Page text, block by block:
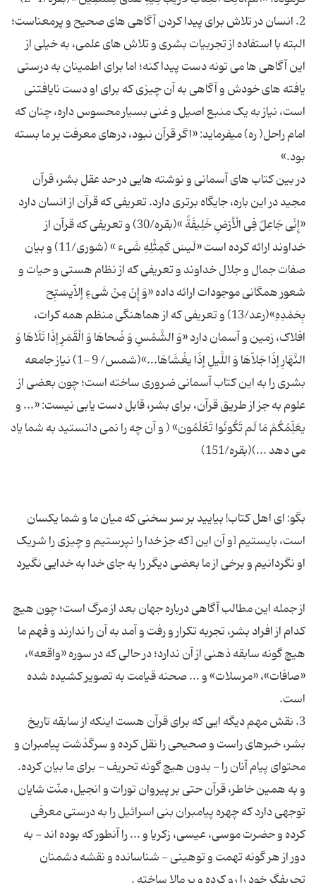
2. انسان در تلاش برای پیدا کردن آگاهی های صحیح و پرمعناست؛
البته با استفاده از تجربیات بشری و تلاش های علمی، به خیلی از
این آگاهی ها می تونه دست پیدا کنه؛ اما برای اطمینان به درستی
یافته های خودش و آگاهی به آن چیزی که برای او دست نایافتنی
است، نیاز به یک منبع اصیل و غنی بسیار محسوس داره، چنان که
امام راحل( ره) میفرماید: «اگر قرآن نبود، درهای معرفت بر ما بسته
در بین کتاب های آسمانی و نوشته هایی در حد عقل بشر، قرآن
مجید در این باره، جایگاه برتری دارد. تعریفی که قرآن از انسان دارد
«إِنِّی جَاعِلٌ فِی الْأرْضِ خَلِیفَةً »(بقره/30) و تعریفی که قرآن از
خداوند ارائه کرده است «لَیسَ کَمِثْلِهِ شَیء » (شوری/11) و بیان
صفات جمال و جلال خداوند و تعریفی که از نظام هستی و حیات و
شعور همگانی موجودات ارائه داده «وَ إِنْ مِنْ شَیءٍ إلاّیسَبِّح
بِحَمْدِهِ»(رعد/13) و تعریفی که از هماهنگی منظم همه کرات،
افلاک، زمین و آسمان دارد «وَ الشَّمْسِ وَ ضُحاهَا وَ الْقَمَرِ إذَا تَلَاهَا وَ
النَّهَارِ إذَا جَلاّهَا وَ اللَّیلِ إذَا یغْشَاهَا...»(شمس/ 9 -1) نیاز جامعه
بشری را به این کتاب آسمانی ضروری ساخته است؛ چون بعضی از
علوم به جز از طریق قرآن، برای بشر، قابل دست یابی نیست: «... و
یعَلِّمُکُمْ مَا لَم تَکُونُوا تَعْلَمُون» ( و آن چه را نمی دانستید به شما یاد
بگو: ای اهل کتاب! بیایید بر سر سخنی که میان ما و شما یکسان
است، بایستیم [و آن این [که جز خدا را نپرستیم و چیزی را شریک
از جمله این مطالب آگاهی درباره جهان بعد از مرگ است؛ چون هیچ
کدام از افراد بشر، تجربه تکرار و رفت و آمد به آن را ندارند و فهم ما
هیچ گونه سابقه ذهنی از آن ندارد؛ در حالی که در سوره «واقعه»،
«صافات»، «مرسلات» و ... صحنه قیامت به تصویر کشیده شده
3. نقش مهم دیگه ایی که برای قرآن هست اینکه از سابقه تاریخ
بشر، خبرهای راست و صحیحی را نقل کرده و سرگذشت پیامبران و
محتوای پیام آنان را - بدون هیچ گونه تحریف - برای ما بیان کرده.
و به همین خاطر، قرآن حتی بر پیروان تورات و انجیل، منّت شایان
توجهی دارد که چهره پیامبران بنی اسرائیل را به درستی معرفی
کرده و حضرت موسی، عیسی، زکریا و ... را آنطور که بوده اند - به
دور از هر گونه تهمت و توهینی - شناسانده و نقشه دشمنان